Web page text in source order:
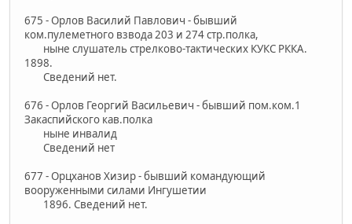
675 - Орлов Василий Павлович - бывший
ком.пулеметного взвода 203 и 274 стр.полка,
ныне слушатель стрелково-тактических КУКС РККА.
1898.
Сведений нет.
676 - Орлов Георгий Васильевич - бывший пом.ком.1
Закаспийского кав.полка
ныне инвалид
Сведений нет
677 - Орцханов Хизир - бывший командующий
вооруженными силами Ингушетии
1896. Сведений нет.